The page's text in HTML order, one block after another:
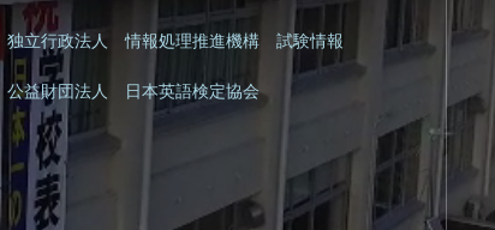
独立行政法人 情報処理推進機構 試験情報
公益財団法人 日本英語検定協会